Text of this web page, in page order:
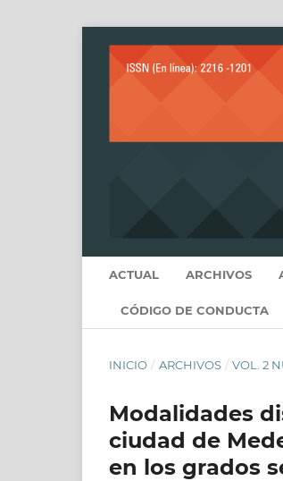
ACTUAL ARCHIVOS
CÓDIGO DE CONDUCTA
INICIO / ARCHIVOS / VOL. 2
Modalidades
ciudad de
en los grados